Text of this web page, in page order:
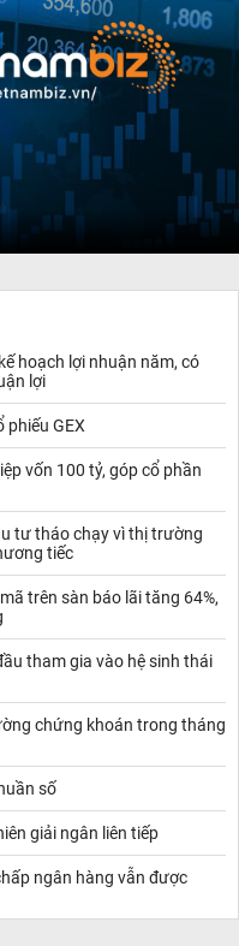
hoạch lợi nhuận năm, có
lợi
GEX
vốn 100 tỷ, góp cổ phần
tư tháo chạy vì thị trường
tiếc
trên sàn báo lãi tăng 64%,
tham gia vào hệ sinh thái
chứng khoán trong tháng
số
giải ngân liên tiếp
ngân hàng vẫn được